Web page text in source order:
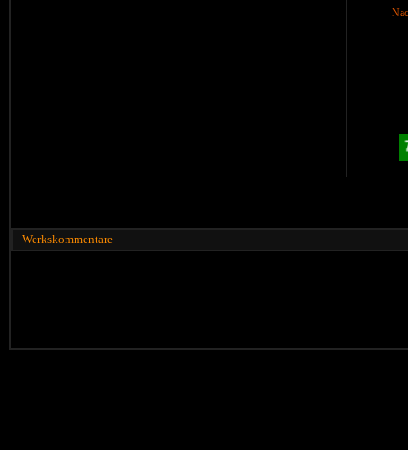
Werkskommentare